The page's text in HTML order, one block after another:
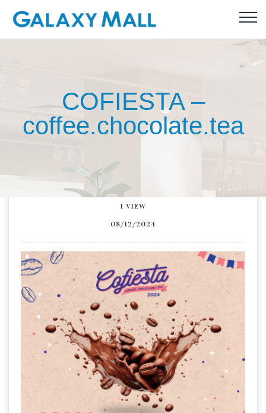
COFIESTA –
coffee.chocolate.tea
1 VIEW
08/12/2024